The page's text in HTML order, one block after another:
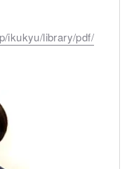
ikukyu/library/pdf/